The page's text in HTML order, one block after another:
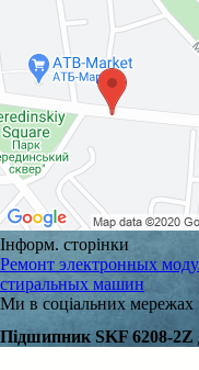
Інформ. сторінки
Ремонт электронных
стиральных машин
Ми в соціальних мережах
Підшипник SKF 6208-